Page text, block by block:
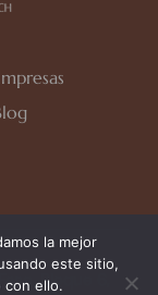
Bloque 6,
la mejor
este sitio,
con ello.